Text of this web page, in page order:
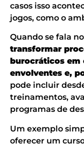
casos isso
jogos, como o
Quando se fala
transformar
burocráticos em
envolventes e,
pode incluir
treinamentos,
programas de
Um exemplo
oferecer um